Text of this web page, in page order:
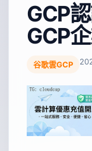
GCP
GCP
谷歌雲GCP